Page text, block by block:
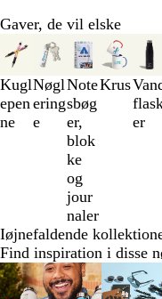
Gaver, de vil elske
Kugl
epen
ne
Nøgl
ering
e
Note
sbøg
er,
blok
ke
og
jour
naler
Krus
er
Slides
1
til
3
af
Iøjnefaldende
Find inspiration i disse
Slides
1